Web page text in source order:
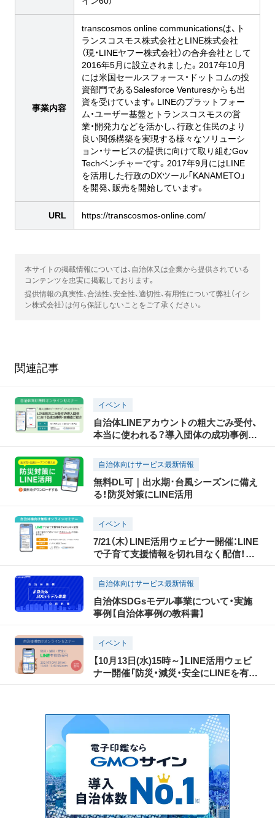
事業内容
transcosmos online communicationsは、ト
ランスコスモス株式会社とLINE株式会社
（現・LINEヤフー株式会社）の合弁会社として
2016年5月に設立されました。2017年10月
には米国セールスフォース・ドットコムの投
資部門であるSalesforce Venturesからも出
資を受けています。LINEのプラットフォー
ム・ユーザー基盤とトランスコスモスの営
業・開発力などを活かし、行政と住民のより
良い関係構築を実現する様々なソリューシ
ョン・サービスの提供に向けて取り組むGov
Techベンチャーです。2017年9月にはLINE
を活用した行政のDXツール「KANAMETO」
を開発、販売を開始しています。
URL https://transcosmos-online.com/
本サイトの掲載情報については、自治体又は企業から提供されている
コンテンツを忠実に掲載しております。
提供情報の真実性、合法性、安全性、適切性、有用性について弊社（イシ
ン株式会社）は何ら保証しないことをご了承ください。
関連記事
イベント
自治体LINEアカウントの粗大ごみ受付、
本当に使われる？導入団体の成功事例・
催(無料)
自治体向けサービス最新情報
無料DL可｜出水期･台風シーズンに備え
る！防災対策にLINE活用
イベント
7/21（木）LINE活用ウェビナー開催：LINE
で子育て支援情報を切れ目なく配信！き
自治体向けサービス最新情報
自治体SDGsモデル事業について・実施
事例【自治体事例の教科書】
イベント
【10月13日(水)15時～】LINE活用ウェビ
ナー開催「防災・減災・安全にLINEを有効